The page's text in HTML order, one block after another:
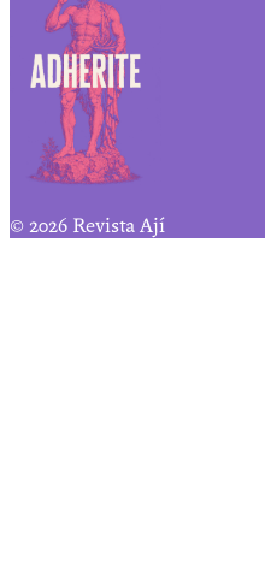
© 2026 Revista Ají